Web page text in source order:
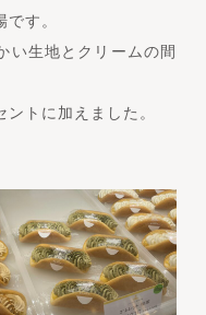
す。
い生地とクリームの間
トに加えました。